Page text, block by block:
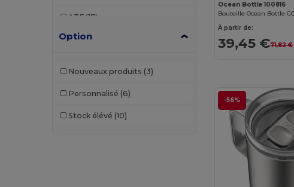
ATF (17)
Atlantis
Option
Nouveaux produits (3)
Personnalisé (6)
Stock élévé (10)
Ocean Bottle 100816
À partir de:
39,45 €71,82 €
-56%